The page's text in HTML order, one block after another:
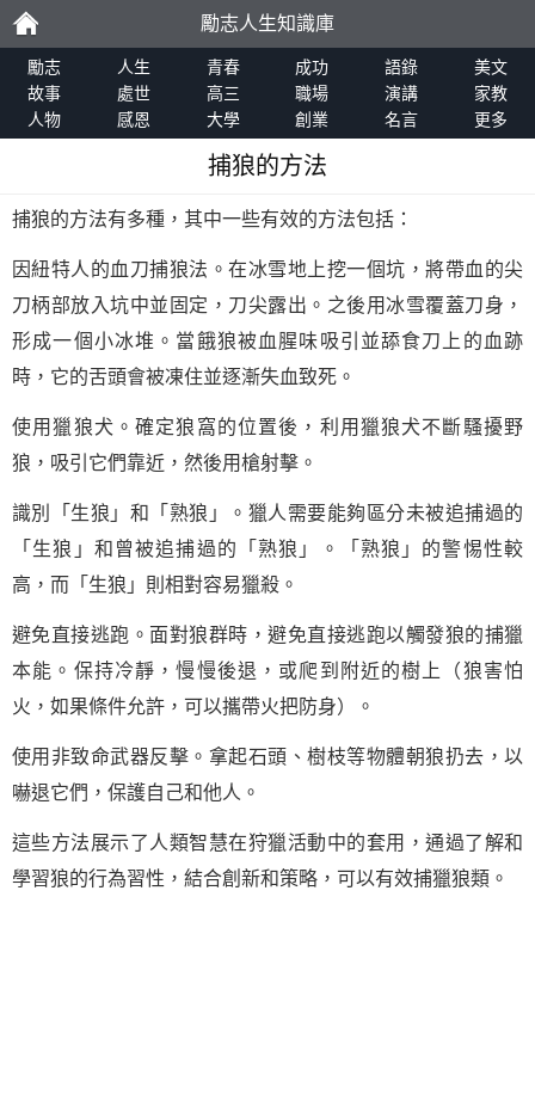
勵
志
勵志人生知識庫
勵志 人生 青春 成功 語錄
美文
故事
處世 高三 職場 演講
家教
人物
感恩 大學 創業 名言 更多
捕狼的方法
捕狼的方法有多種，其中一些有效的方法包括：
因紐特人的血刀捕狼法。在冰雪地上挖一個坑，將帶血的尖
刀柄部放入坑中並固定，刀尖露出。之後用冰雪覆蓋刀身，
形成一個小冰堆。當餓狼被血腥味吸引並舔食刀上的血跡
時，它的舌頭會被凍住並逐漸失血致死。
使用獵狼犬。確定狼窩的位置後，利用獵狼犬不斷騷擾野
狼，吸引它們靠近，然後用槍射擊。
識別「生狼」和「熟狼」。獵人需要能夠區分未被追捕過的
「生狼」和曾被追捕過的「熟狼」。「熟狼」的警惕性較
高，而「生狼」則相對容易獵殺。
避免直接逃跑。面對狼群時，避免直接逃跑以觸發狼的捕獵
本能。保持冷靜，慢慢後退，或爬到附近的樹上（狼害怕
火，如果條件允許，可以攜帶火把防身）。
使用非致命武器反擊。拿起石頭、樹枝等物體朝狼扔去，以
嚇退它們，保護自己和他人。
這些方法展示了人類智慧在狩獵活動中的套用，通過了解和
學習狼的行為習性，結合創新和策略，可以有效捕獵狼類。